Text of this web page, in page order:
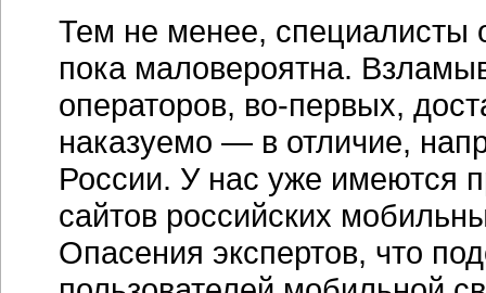
Тем не менее, специалисты
пока маловероятна.
операторов, во-первых,
наказуемо — в отличие,
России. У нас уже имеются
сайтов российских
Опасения экспертов, что